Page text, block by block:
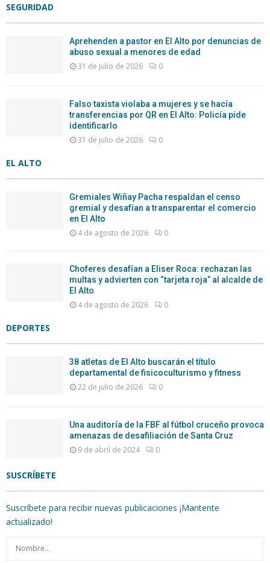
SEGURIDAD
Aprehenden a pastor en El Alto por denuncias de
abuso sexual a menores de edad
31 de julio de 2026 0
Falso taxista violaba a mujeres y se hacía
transferencias por QR en El Alto: Policía pide
identificarlo
31 de julio de 2026 0
EL ALTO
Gremiales Wiñay Pacha respaldan el censo
gremial y desafían a transparentar el comercio
en El Alto
4 de agosto de 2026 0
Choferes desafían a Eliser Roca: rechazan las
multas y advierten con “tarjeta roja” al alcalde de
El Alto
4 de agosto de 2026 0
DEPORTES
38 atletas de El Alto buscarán el título
departamental de fisicoculturismo y fitness
22 de julio de 2026 0
Una auditoría de la FBF al fútbol cruceño provoca
amenazas de desafiliación de Santa Cruz
9 de abril de 2024 0
SUSCRÍBETE
Suscríbete para recibir nuevas publicaciones ¡Mantente
actualizado!